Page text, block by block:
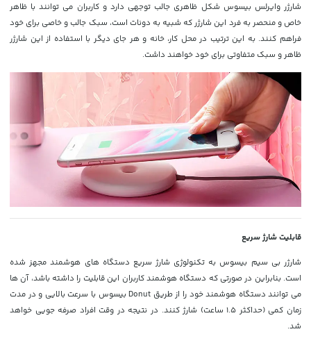
شارژر وایرلس بیسوس شکل ظاهری جالب توجهی دارد و کاربران می توانند با ظاهر
خاص و منحصر به فرد این شارژر که شبیه به دونات است، سبک جالب و خاصی برای خود
فراهم کنند. به این ترتیب در محل کار، خانه و هر جای دیگر با استفاده از این شارژر
ظاهر و سبک متفاوتی برای خود خواهند داشت.
قابلیت شارژ سریع
شارژر بی سیم بیسوس به تکنولوژی شارژ سریع دستگاه های هوشمند مجهز شده
است. بنابراین در صورتی که دستگاه هوشمند کاربران این قابلیت را داشته باشد، آن ها
می توانند دستگاه هوشمند خود را از طریق Donut بیسوس با سرعت بالایی و در مدت
زمان کمی (حداکثر 1.5 ساعت) شارژ کنند. در نتیجه در وقت افراد صرفه جویی خواهد
شد.